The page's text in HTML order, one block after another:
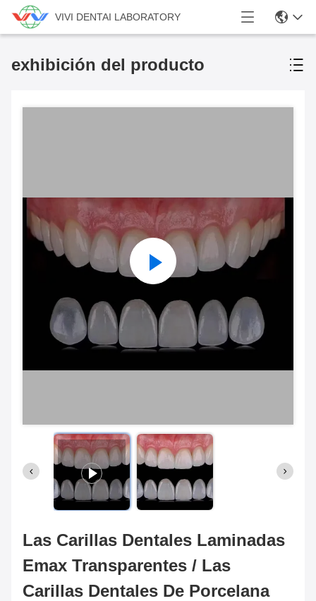
VIVI DENTAI LABORATORY
exhibición del producto
Las Carillas Dentales Laminadas
Emax Transparentes / Las
Carillas Dentales De Porcelana